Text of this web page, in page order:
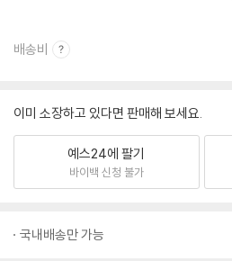
배송비
이미 소장하고 있다면 판매해 보세요.
예스24에 팔기
바이백 신청 불가
국내배송만 가능